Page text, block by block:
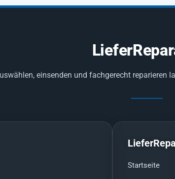
einsenden und fachgerecht reparieren
Startseite